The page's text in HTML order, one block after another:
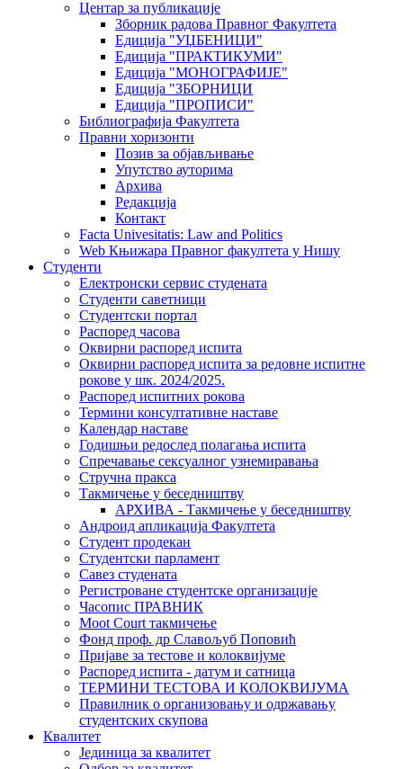
Центар за публикације
Зборник радова Правног Факултета
Едиција "УЏБЕНИЦИ"
Едиција "ПРАКТИКУМИ"
Едиција "МОНОГРАФИЈЕ"
Едиција "ЗБОРНИЦИ
Едиција "ПРОПИСИ"
Библиографија Факултета
Правни хоризонти
Позив за објављивање
Упутство ауторима
Архива
Редакција
Контакт
Facta Univesitatis: Law and Politics
Web Књижара Правног факултета у Нишу
Студенти
Електронски сервис студената
Студенти саветници
Студентски портал
Распоред часова
Оквирни распоред испита
Оквирни распоред испита за редовне испитне
рокове у шк. 2024/2025.
Распоред испитних рокова
Термини консултативне наставе
Календар наставе
Годишњи редослед полагања испита
Спречавање сексуалног узнемиравања
Стручна пракса
Такмичење у беседништву
АРХИВА - Такмичење у беседништву
Андроид апликација Факултета
Студент продекан
Студентски парламент
Савез студената
Регистроване студентске организације
Часопис ПРАВНИК
Moot Court такмичење
Фонд проф. др Славољуб Поповић
Пријаве за тестове и колоквијуме
Распоред испита - датум и сатница
ТЕРМИНИ ТЕСТОВА И КОЛОКВИЈУМА
Правилник о организовању и одржавању
студентских скупова
Квалитет
Јединица за квалитет